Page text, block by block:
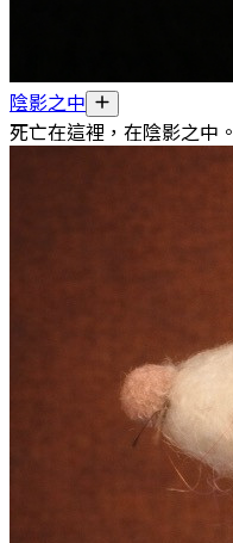
陰影之中
死亡在這裡，在陰影之中。